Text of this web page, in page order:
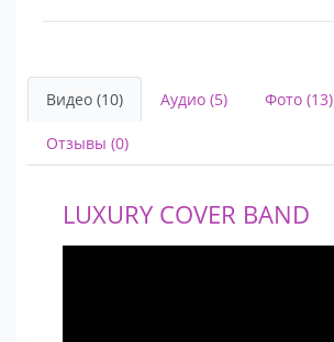
от 20 минут до 10 часов
Видео (10) Аудио (5) Фото (13)
Отзывы (0)
LUXURY COVER BAND